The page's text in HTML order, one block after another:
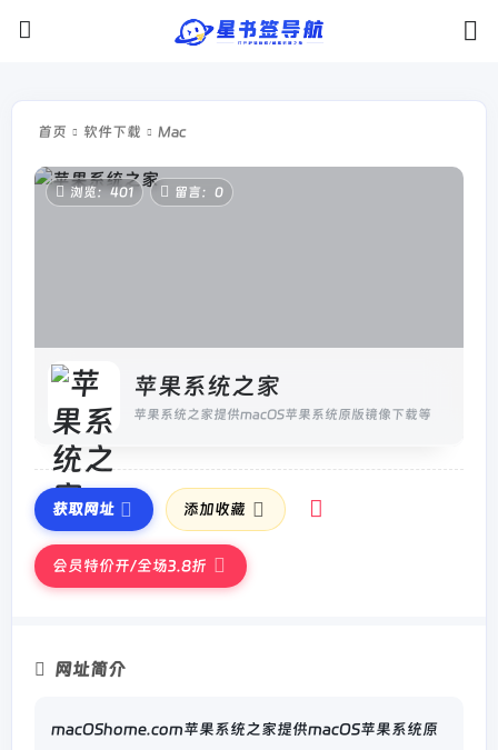
首页 软件下载 Mac
浏览：401 留言：0
苹果系统之家
苹果系统之家提供macOS苹果系统原版镜像下载等
获取网址 添加收藏
会员特价开/全场3.8折
网址简介
macOShome.com苹果系统之家提供macOS苹果系统原